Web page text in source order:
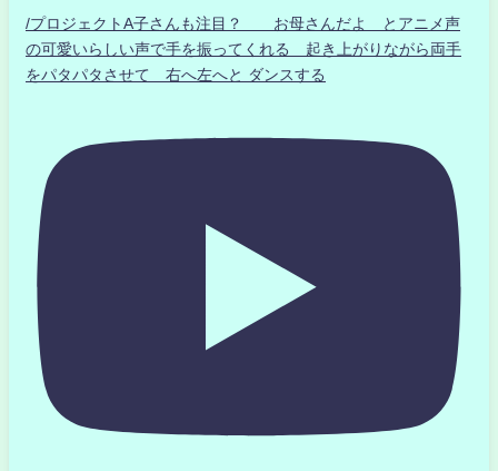
/プロジェクトA子さんも注目？ お母さんだよ とアニメ声
の可愛いらしい声で手を振ってくれる 起き上がりながら両手
をパタパタさせて 右へ左へと ダンスする